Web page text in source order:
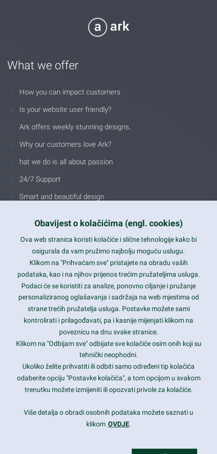
What we offer
How you can impact customers
Is your website user friendly?
Ark offers weekly stunning designs.
Why our customers love Ark?
hat we do is all about passion
24/7 Support
Smart and beautiful design
Latest trends and much more...
Contact Info
1600 Amphitheatre Parkway, Mountain View, CA 94043
prothemes.net@gmail.com
Daily: 9:00 am - 6:00 pm
Sunday: Closed
Copyright 2017FRESHFACE© All Rights Reserved
Obavijest o kolačićima (engl. cookies)
Ova web stranica koristi kolačiće i slične tehnologije kako bi
osigurala da vam pružimo najbolju moguću uslugu.
Klikom na "Prihvaćam sve" pristajete na obradu vaših
podataka, kao i na njihov prijenos trećim pružateljima usluga.
Podaci će se koristiti za analize, ponovno ciljanje i pružanje
personaliziranog oglašavanja i sadržaja na web mjestima od
strane trećih pružatelja usluga. Postavke možete sami
kontrolirati i prilagođavati, pa i kasnije mijenjati klikom na
poveznicu na dnu svake stranice.
Klikom na "Odbijam sve" odbijate sve kolačiće osim onih koji su
tehnički neophodni.
Ukoliko želite prihvatiti ili odbiti samo određeni tip kolačića
odaberite opciju "Postavke kolačića", a tom opcijom u svakom
trenutku možete izmijeniti ili opozvati privole za kolačiće.
Više detalja o obradi osobnih podataka možete saznati u
klikom OVDJE.